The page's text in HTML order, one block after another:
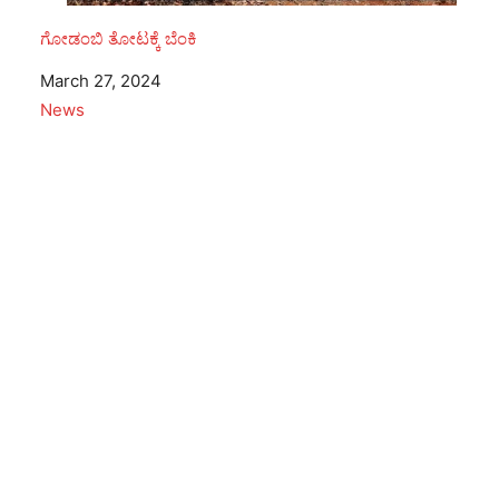
ಗೋಡಂಬಿ ತೋಟಕ್ಕೆ ಬೆಂಕಿ
Date
March 27, 2024
In relation to
News